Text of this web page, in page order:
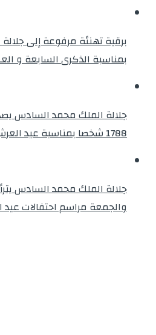
برقية تهنئة مرفوعة إلى
بمناسبة الذكرى السابعة و
جلالة الملك محمد السادس
1788 شخصا بمناسبة عيد العرش المجيد
جلالة الملك محمد السادس
والجمعة مراسم احتفالات عيد